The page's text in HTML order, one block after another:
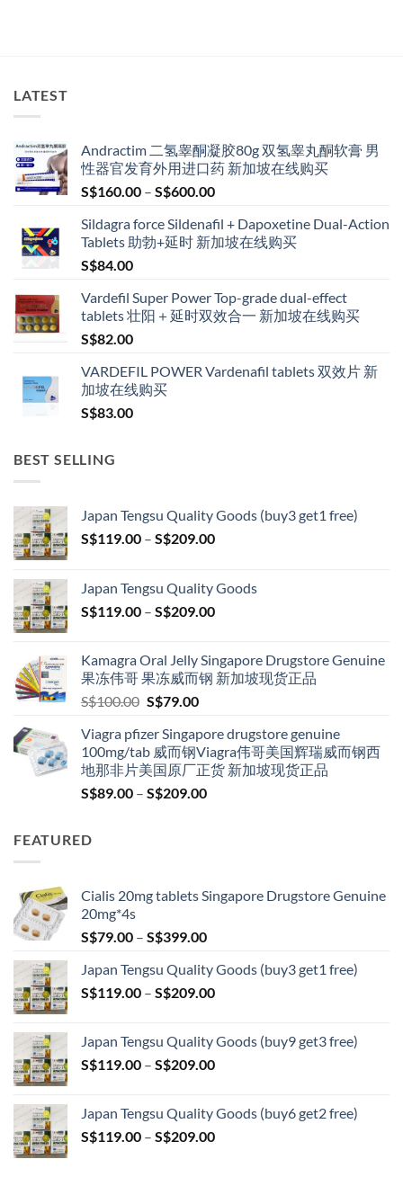
LATEST
Andractim 二氢睾酮凝胶80g 双氢睾丸酮软膏 男
性器官发育外用进口药 新加坡在线购买
S$160.00 – S$600.00Price
S$160.00
through
Sildagra force Sildenafil + Dapoxetine Dual-Action
Tablets 助勃+延时 新加坡在线购买
S$84.00
Vardefil Super Power Top-grade dual-effect
tablets 壮阳＋延时双效合一 新加坡在线购买
S$82.00
VARDEFIL POWER Vardenafil tablets 双效片 新
加坡在线购买
S$83.00
BEST SELLING
Japan Tengsu Quality Goods (buy3 get1 free)
S$119.00 – S$209.00Price
through
S$209.00
Japan Tengsu Quality Goods
S$119.00 – S$209.00Price
through
S$209.00
Kamagra Oral Jelly Singapore Drugstore Genuine
果冻伟哥 果冻威而钢 新加坡现货正品
S$100.00 Original
was:
S$100.00.
S$79.00Current
is:
S$79.00.
Viagra pfizer Singapore drugstore genuine
100mg/tab 威而钢Viagra伟哥美国辉瑞威而钢西
地那非片美国原厂正货 新加坡现货正品
S$89.00 – S$209.00Price
FEATURED
Cialis 20mg tablets Singapore Drugstore Genuine
20mg*4s
S$79.00 – S$399.00Price
S$79.00
through
Japan Tengsu Quality Goods (buy3 get1 free)
S$119.00 – S$209.00Price
through
S$209.00
Japan Tengsu Quality Goods (buy9 get3 free)
S$119.00 – S$209.00Price
through
S$209.00
Japan Tengsu Quality Goods (buy6 get2 free)
S$119.00 – S$209.00Price